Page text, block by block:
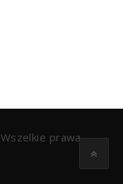
Wszelkie prawa